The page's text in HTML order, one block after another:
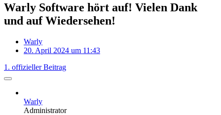
Warly Software hört auf! Vielen Dank
und auf Wiedersehen!
Warly
20. April 2024 um 11:43
1. offizieller Beitrag
Warly
Administrator